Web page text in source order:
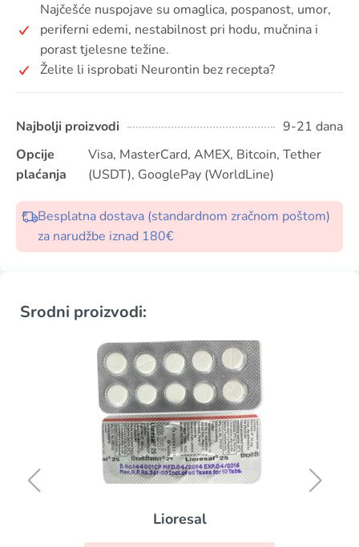
Najčešće nuspojave su omaglica, pospanost, umor,
periferni edemi, nestabilnost pri hodu, mučnina i
porast tjelesne težine.
Želite li isprobati Neurontin bez recepta?
Najbolji proizvodi
9-21 dana
Opcije
plaćanja
Visa, MasterCard, AMEX, Bitcoin, Tether
(USDT), GooglePay (WorldLine)
Besplatna dostava (standardnom zračnom poštom)
za narudžbe iznad 180€
Srodni proizvodi:
Lioresal